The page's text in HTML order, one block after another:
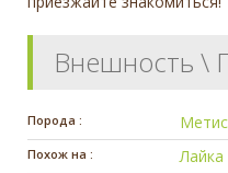
Внешность \
Порода : Метис
Похож на : Лайка